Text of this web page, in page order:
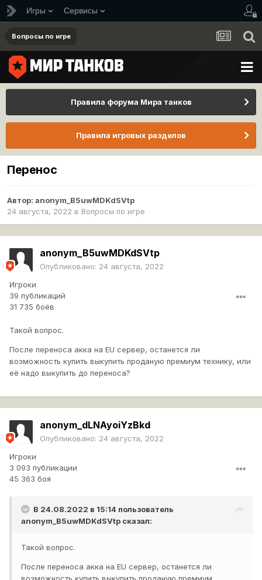
Игры Сервисы
Вопросы по игре
Правила форума Мира танков
Правила игровых разделов
Перенос
Автор: anonym_B5uwMDKdSVtp
24 августа, 2022 в Вопросы по игре
anonym_B5uwMDKdSVtp
Опубликовано: 24 августа, 2022
Игроки
39 публикаций
31 735 боёв
Такой вопрос.
После переноса акка на EU сервер, останется ли
возможность купить выкупить проданую премиум технику, или
её надо выкупить до переноса?
anonym_dLNAyoiYzBkd
Опубликовано: 24 августа, 2022
Игроки
3 093 публикации
45 363 боя
В 24.08.2022 в 15:14 пользователь
anonym_B5uwMDKdSVtp сказал:
Такой вопрос.
После переноса акка на EU сервер, останется ли